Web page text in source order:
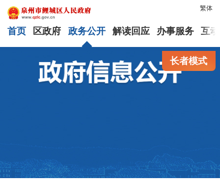
繁体
首页 区政府 政务公开 解读回应 办事服务 互
长者模式